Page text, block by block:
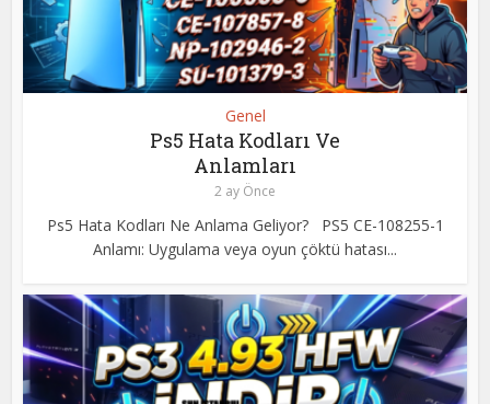
Genel
Ps5 Hata Kodları Ve
Anlamları
2 ay Önce
Ps5 Hata Kodları Ne Anlama Geliyor? PS5 CE-108255-1
Anlamı: Uygulama veya oyun çöktü hatası...